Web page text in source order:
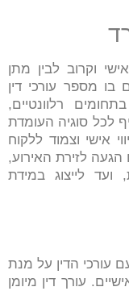
וקרוב לבין מתן
מספר עורכי דין
רלוונטיים,
לכל סוגיה העומדת
אישי וצמוד ללקוח
לזירת האירוע,
לייצוג במידת
עורכי הדין על מנת
עורך דין מיומן